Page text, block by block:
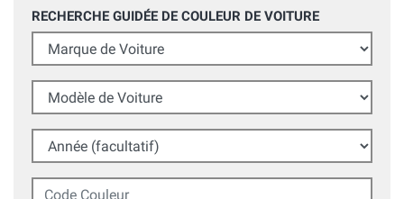
RECHERCHE GUIDÉE DE COULEUR DE VOITURE
Marque de Voiture
Modèle de Voiture
Année (facultatif)
Code Couleur